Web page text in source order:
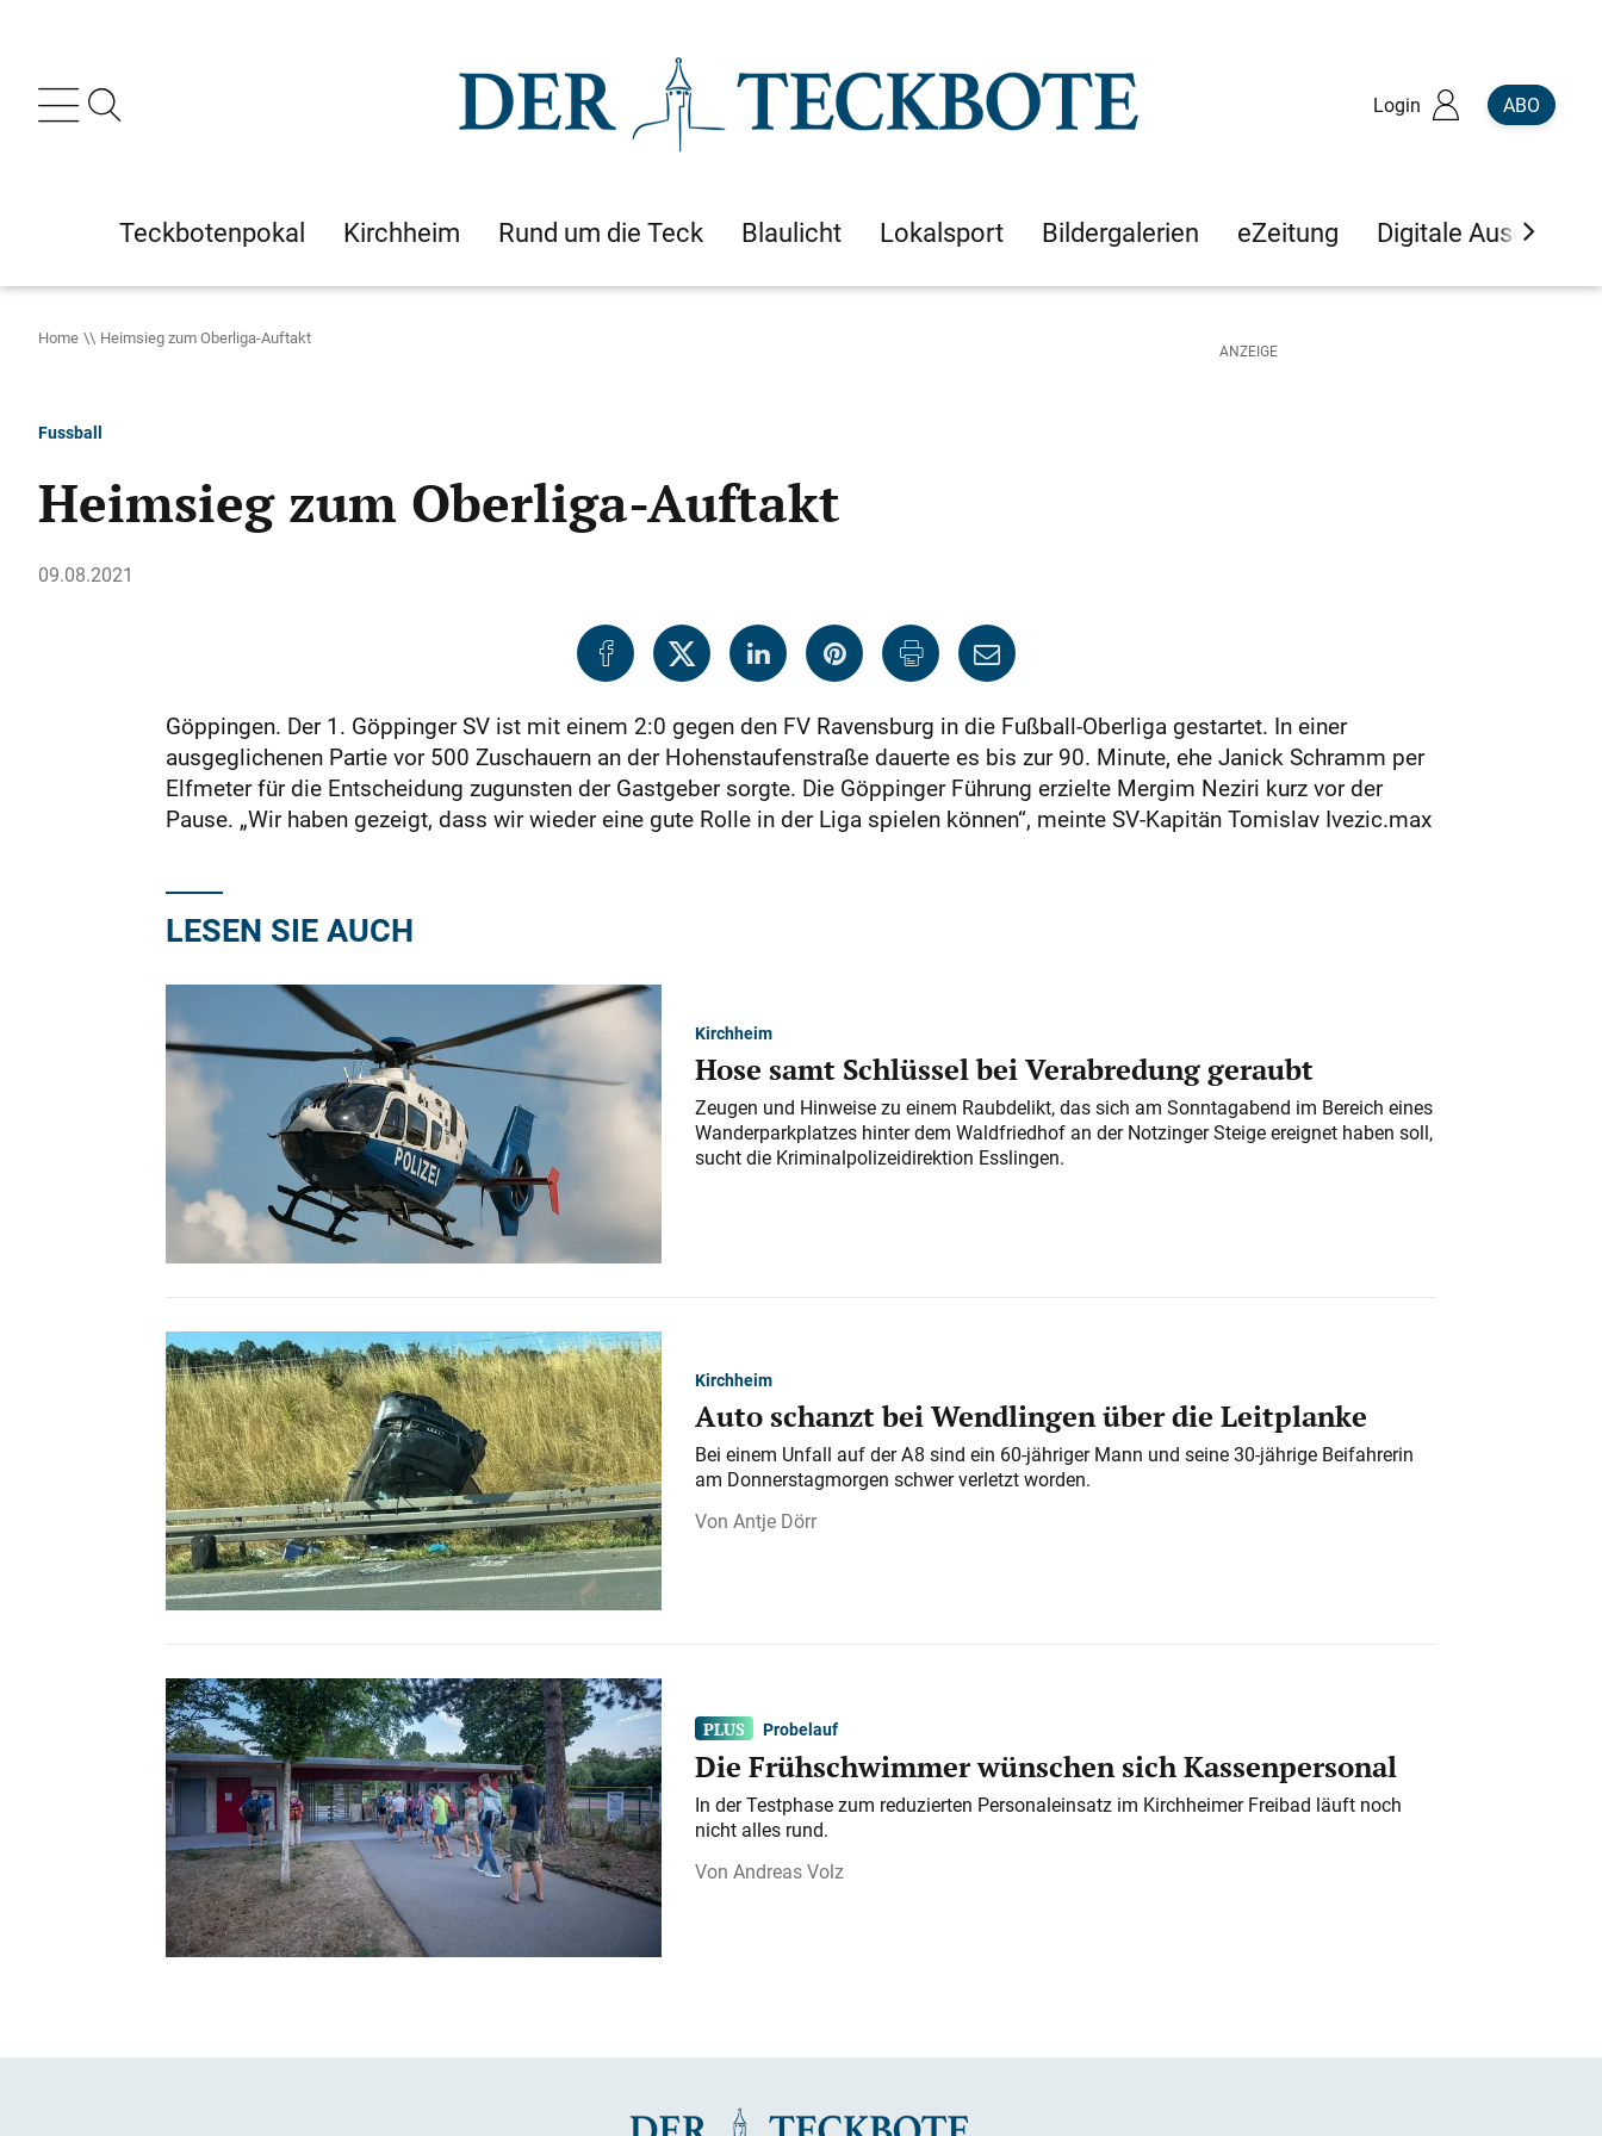
Login ABO
Teckbotenpokal Kirchheim Rund um die Teck Blaulicht Lokalsport Bildergalerien eZeitung Digitale Ausgaben
Home Heimsieg zum Oberliga-Auftakt
Fussball
Heimsieg zum Oberliga-Auftakt
09.08.2021
Göppingen. Der 1. Göppinger SV ist mit einem 2:0 gegen den FV Ravensburg in die Fußball-Oberliga gestartet. In einer
ausgeglichenen Partie vor 500 Zuschauern an der Hohenstaufenstraße dauerte es bis zur 90. Minute, ehe Janick Schramm per
Elfmeter für die Entscheidung zugunsten der Gastgeber sorgte. Die Göppinger Führung erzielte Mergim Neziri kurz vor der
Pause. „Wir haben gezeigt, dass wir wieder eine gute Rolle in der Liga spielen können“, meinte SV-Kapitän Tomislav Ivezic.max
LESEN SIE AUCH
Kirchheim
Hose samt Schlüssel bei Verabredung geraubt
Zeugen und Hinweise zu einem Raubdelikt, das sich am Sonntagabend im Bereich eines
Wanderparkplatzes hinter dem Waldfriedhof an der Notzinger Steige ereignet haben soll,
sucht die Kriminalpolizeidirektion Esslingen.
Kirchheim
Auto schanzt bei Wendlingen über die Leitplanke
Bei einem Unfall auf der A 8 sind ein 60-jähriger Mann und seine 30-jährige Beifahrerin
am Donnerstagmorgen schwer verletzt worden.
Antje Dörr
Probelauf
Die Frühschwimmer wünschen sich Kassenpersonal
In der Testphase zum reduzierten Personaleinsatz im Kirchheimer Freibad läuft noch
nicht alles rund.
Andreas Volz